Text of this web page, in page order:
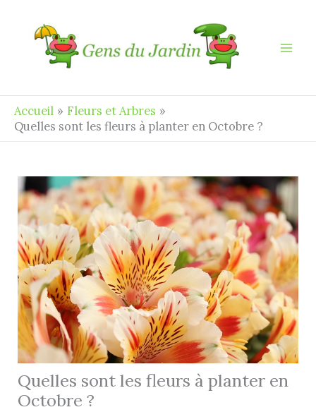
Accueil
Fleurs et Arbres
Quelles sont les fleurs à planter en Octobre ?
Quelles sont les fleurs à planter en
Octobre ?